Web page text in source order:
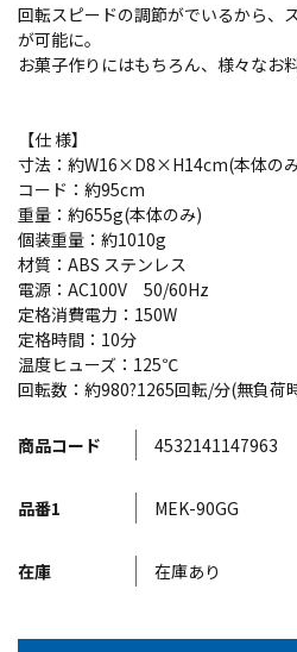
商品コード 4532141147963
品番1 MEK-90GG
在庫 在庫あり
回転スピードの調節がでいるから、
が可能に。
お菓子作りにはもちろん、様々なお
【仕 様】
寸法：約W16×D8×H14cm(本体の
コード：約95cm
重量：約655g(本体のみ)
個装重量：約1010g
材質：ABS ステンレス
電源：AC100V 50/60Hz
定格消費電力：150W
定格時間：10分
温度ヒューズ：125℃
回転数：約980?1265回転/分(無負荷